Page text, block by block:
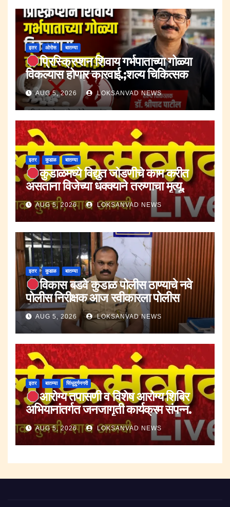
इतर ओरोस बातम्या
प्रिस्क्रिप्शन शिवाय गर्भपाताच्या गोळ्या
विकल्यास होणार कारवाई.;शल्य चिकित्सक
डॉ.श्रीपाद पाटील.
AUG 5, 2026 LOKSANVAD NEWS
इतर कुडाळ बातम्या
कुडाळमध्ये विद्युत जोडणीचे काम करीत
असताना विजेच्या धक्क्याने तरुणाचा मृत्यू.
AUG 5, 2026 LOKSANVAD NEWS
इतर कुडाळ बातम्या
विकास बडवे कुडाळ पोलीस ठाण्याचे नवे
पोलीस निरीक्षक आज स्वीकारला पोलीस
निरीक्षक पदाचा पदभार..
AUG 5, 2026 LOKSANVAD NEWS
इतर बातम्या सिंधुदुर्गनगरी
आरोग्य तपासणी व विशेष आरोग्य शिबिर
अभियानांतर्गत जनजागृती कार्यक्रम संपन्न.
AUG 5, 2026 LOKSANVAD NEWS